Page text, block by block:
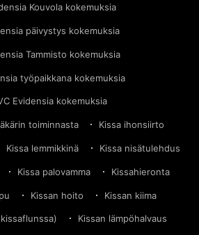
Kouvola kokemuksia
päivystys kokemuksia
Tammisto kokemuksia
työpaikkana kokemuksia
Evidensia kokemuksia
toiminnasta Kissa ihonsiirto
Kissa lemmikkinä Kissa nisätulehdus
Kissa palovamma Kissahieronta
Kissan hoito Kissan kiima
Kissan lämpöhalvaus